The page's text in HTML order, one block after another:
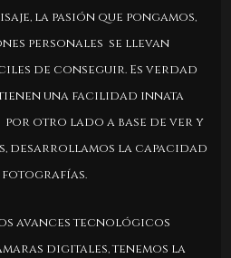
la pasión que pongamos,
personales se llevan
de conseguir. Es verdad
una facilidad innata
por otro lado a base de ver y
desarrollamos la capacidad
fotografías.
avances tecnológicos
digitales, tenemos la